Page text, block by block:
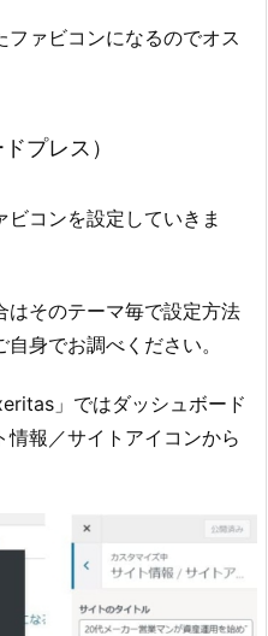
ァビコンになるのでオス
プレス）
コンを設定していきま
はそのテーマ毎で設定方法
身でお調べください。
」ではダッシュボード
情報／サイトアイコンから